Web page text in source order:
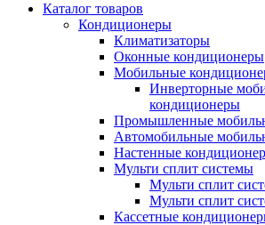
Каталог товаров
Кондиционеры
Климатизаторы
Оконные кондиционеры
Мобильные
Инверторные
кондиционеры
Промышленные
Автомобильные
Настенные
Мульти сплит системы
Мульти сплит
Мульти сплит
Кассетные